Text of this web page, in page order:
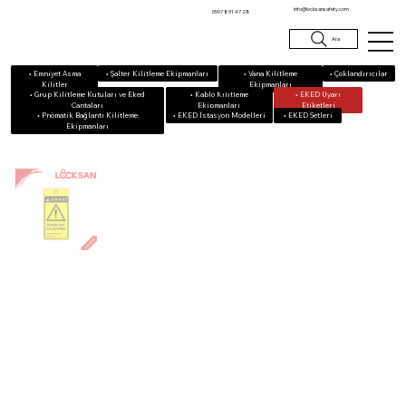
0507 891 47 28 info@locksansafety.com
Ara
• Emniyet Asma
Kilitler
• Grup Kilitleme Kutuları ve Eked
Çantaları
• Şalter Kilitleme Ekipmanları
• Kablo Kilitleme
Ekipmanları
• Vana Kilitleme
Ekipmanları
• Pnömatik Bağlantı Kilitleme
Ekipmanları
• Çoklandırıcılar
• EKED Uyarı
Etiketleri
• EKED Setleri
• EKED İstasyon Modelleri